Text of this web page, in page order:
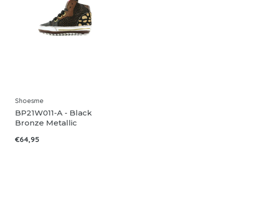
Shoesme
BP21W011-A - Black
Bronze Metallic
€64,95